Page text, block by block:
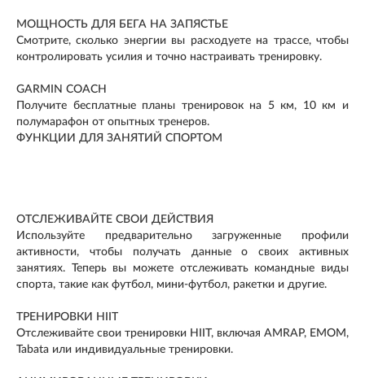
МОЩНОСТЬ ДЛЯ БЕГА НА ЗАПЯСТЬЕ
Смотрите, сколько энергии вы расходуете на трассе, чтобы
контролировать усилия и точно настраивать тренировку.
GARMIN COACH
Получите бесплатные планы тренировок на 5 км, 10 км и
полумарафон от опытных тренеров.
ФУНКЦИИ ДЛЯ ЗАНЯТИЙ СПОРТОМ
ОТСЛЕЖИВАЙТЕ СВОИ ДЕЙСТВИЯ
Используйте предварительно загруженные профили
активности, чтобы получать данные о своих активных
занятиях. Теперь вы можете отслеживать командные виды
спорта, такие как футбол, мини-футбол, ракетки и другие.
ТРЕНИРОВКИ HIIT
Отслеживайте свои тренировки HIIT, включая AMRAP, EMOM,
Tabata или индивидуальные тренировки.